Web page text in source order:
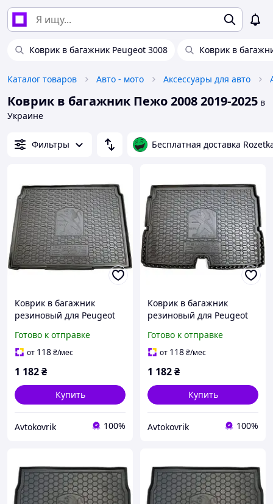
Коврик в багажник Peugeot 3008 Коврик в
Каталог товаров Авто - мото Аксессуары для авто
Коврик в багажник Пежо 2008 2019-2025 в
Украине
Фильтры Бесплатная доставка
Коврик в багажник
резиновый для Peugeot
полка / Пежо 2008
автогум
Готово к отправке
от 118₴/мес
1 182₴
Купить
Avtokovrik 100%
Коврик в багажник
резиновый для Peugeot
полка / Пежо 2008
автогум
Готово к отправке
от 118₴/мес
1 182₴
Купить
Avtokovrik 100%